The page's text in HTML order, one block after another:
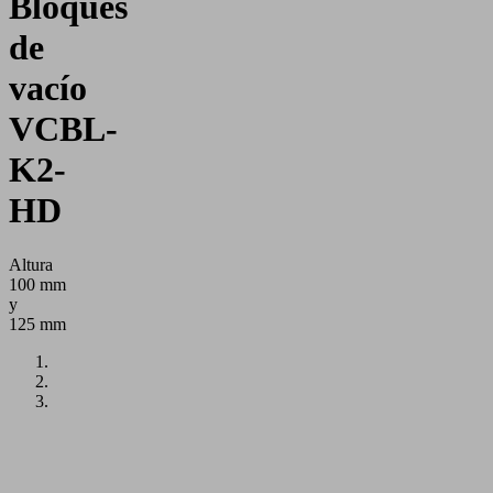
de
vacío
VCBL-
K2-
HD
Altura
100 mm
y
125 mm